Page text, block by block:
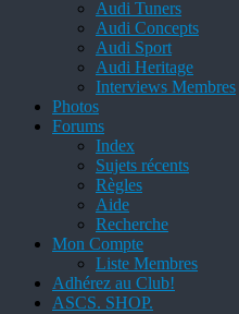
Audi Tuners
Audi Concepts
Audi Sport
Audi Heritage
Interviews Membres
Photos
Forums
Index
Sujets récents
Règles
Aide
Recherche
Mon Compte
Liste Membres
Adhérez au Club!
ASCS. SHOP.